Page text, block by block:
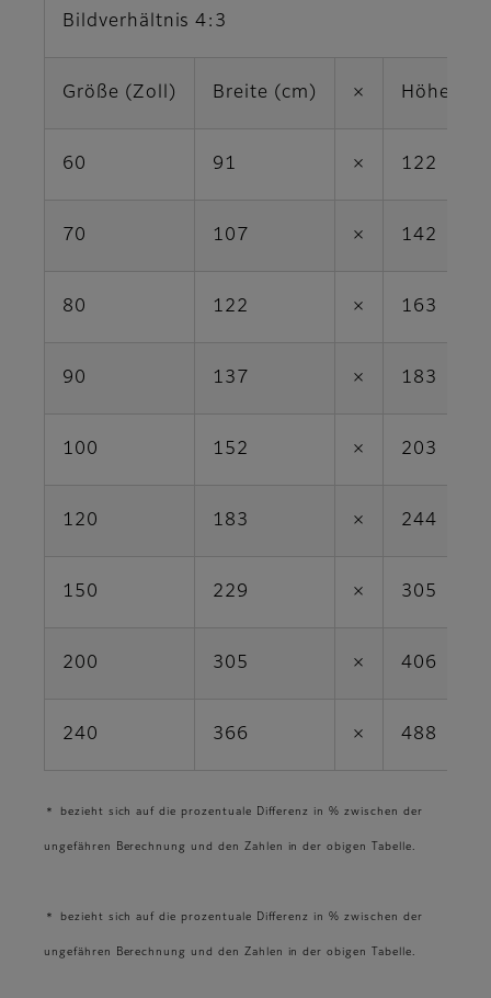
Bildverhältnis 4:3
Größe (Zoll) Breite (cm) × Höhe
60 91 × 122
70 107 × 142
80 122 × 163
90 137 × 183
100 152 × 203
120 183 × 244
150 229 × 305
200 305 × 406
240 366 × 488
＊ bezieht sich auf die prozentuale Differenz in % zwischen der
ungefähren Berechnung und den Zahlen in der obigen Tabelle.
＊ bezieht sich auf die prozentuale Differenz in % zwischen der
ungefähren Berechnung und den Zahlen in der obigen Tabelle.